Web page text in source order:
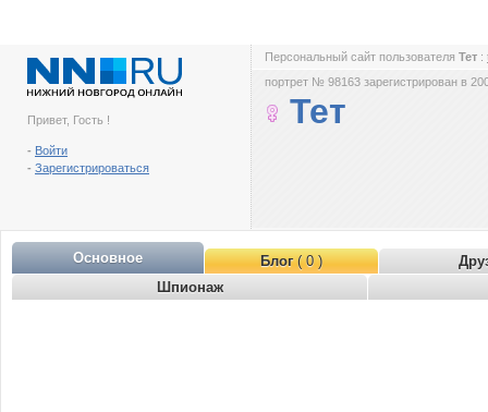
Привет, Гость !
- Войти
- Зарегистрироваться
Персональный сайт пользователя Тет :
портрет № 98163 зарегистрирован в
Тет
Основное Блог( 0 )
Шпионаж